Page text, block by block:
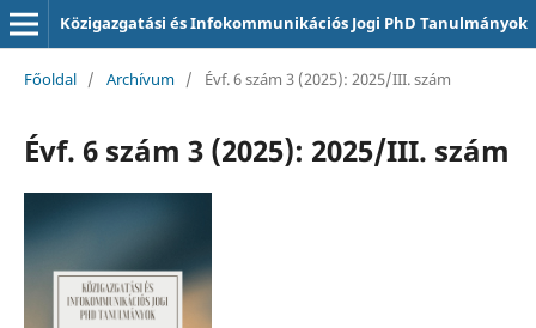
Közigazgatási és Infokommunikációs Jogi PhD Tanulmányok
Főoldal / Archívum / Évf. 6 szám 3 (2025): 2025/III. szám
Évf. 6 szám 3 (2025): 2025/III. szám